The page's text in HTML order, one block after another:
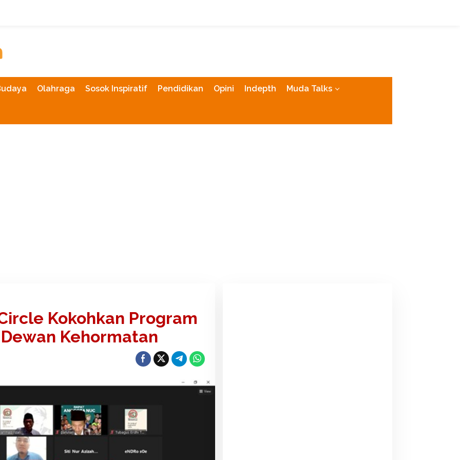
Olahraga Sosok Inspiratif Pendidikan Opini Indepth Muda Talks
Kokohkan Program
Kehormatan